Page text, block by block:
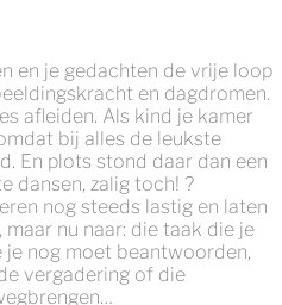
en je gedachten de vrije loop
en dagdromen.
afleiden. Als kind je kamer
bij alles de leukste
En plots stond daar dan een
dansen, zalig toch! ?
nog steeds lastig en laten
nu naar: die taak die je
nog moet beantwoorden,
vergadering of die